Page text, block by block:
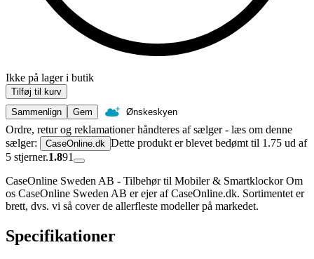
Ikke på lager i butik
Tilføj til kurv
Sammenlign
Gem Ønskeskyen
Ordre, retur og reklamationer håndteres af sælger - læs om denne
sælger:
CaseOnline.dk Dette produkt er blevet bedømt til 1.75 ud af
5 stjerner.1.891
CaseOnline Sweden AB - Tilbehør til Mobiler & Smartklockor Om
os CaseOnline Sweden AB er ejer af CaseOnline.dk. Sortimentet er
brett, dvs. vi så cover de allerfleste modeller på markedet.
Specifikationer